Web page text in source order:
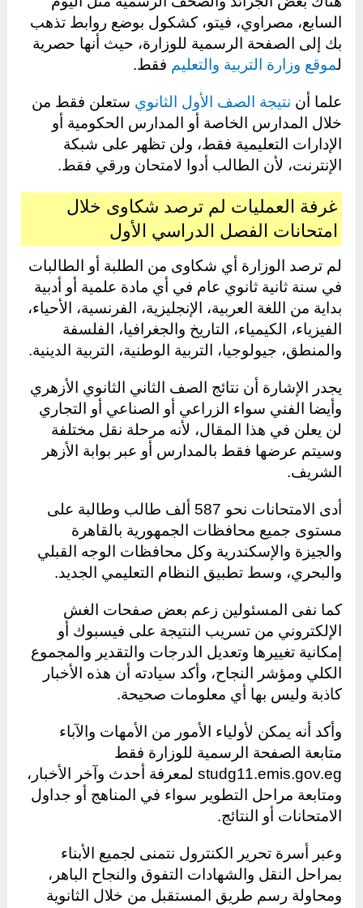
السابع، مصراوي، فيتو، كشكول بوضع روابط تذهب
بك إلى الصفحة الرسمية للوزارة، حيث أنها حصرية
لموقع وزارة التربية والتعليم فقط.
علما أن نتيجة الصف الأول الثانوي ستعلن فقط من
خلال المدارس الخاصة أو المدارس الحكومية أو
الإدارات التعليمية فقط، ولن تظهر على شبكة
الإنترنت، لأن الطالب أدوا لامتحان ورقي فقط.
غرفة العمليات لم ترصد شكاوى خلال
امتحانات الفصل الدراسي الأول
لم ترصد الوزارة أي شكاوى من الطلبة أو الطالبات
في سنة ثانية ثانوي عام في أي مادة علمية أو أدبية
بداية من اللغة العربية، الإنجليزية، الفرنسية، الأحياء،
الفيزياء، الكيمياء، التاريخ والجغرافيا، الفلسفة
والمنطق، جيولوجيا، التربية الوطنية، التربية الدينية.
يجدر الإشارة أن نتائج الصف الثاني الثانوي الأزهري
وأيضا الفني سواء الزراعي أو الصناعي أو التجاري
لن يعلن في هذا المقال، لأنه مرحلة نقل مختلفة
وسيتم عرضها فقط بالمدارس أو عبر بوابة الأزهر
الشريف.
أدى الامتحانات نحو 587 ألف طالب وطالبة على
مستوى جميع محافظات الجمهورية بالقاهرة
والجيزة والإسكندرية وكل محافظات الوجه القبلي
والبحري، وسط تطبيق النظام التعليمي الجديد.
كما نفى المسئولين زعم بعض صفحات الغش
الإلكتروني من تسريب النتيجة على فيسبوك أو
إمكانية تغييرها وتعديل الدرجات والتقدير والمجموع
الكلي ومؤشر النجاح، وأكد سيادته أن هذه الأخبار
كاذبة وليس بها أي معلومات صحيحة.
وأكد أنه يمكن لأولياء الأمور من الأمهات والآباء
متابعة الصفحة الرسمية للوزارة فقط
studg11.emis.gov.eg لمعرفة أحدث وآخر الأخبار،
ومتابعة مراحل التطوير سواء في المناهج أو جداول
الامتحانات أو النتائج.
وعبر أسرة تحرير الكنترول نتمنى لجميع الأبناء
بمراحل النقل والشهادات التفوق والنجاح الباهر،
ومحاولة رسم طريق المستقبل من خلال الثانوية